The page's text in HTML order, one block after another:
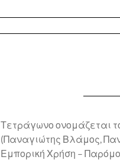
Τετράγωνο ονομάζεται
(Παναγιώτης Βλάμος,
Εμπορική Χρήση –